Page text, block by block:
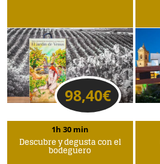
98,40€
1h 30 min
Descubre y degusta con el
bodeguero